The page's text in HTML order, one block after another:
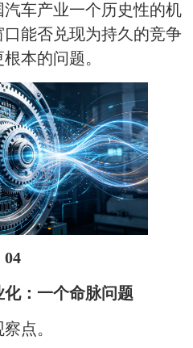
车产业一个历史性的机
能否兑现为持久的竞争
本的问题。
04
：一个命脉问题
点。